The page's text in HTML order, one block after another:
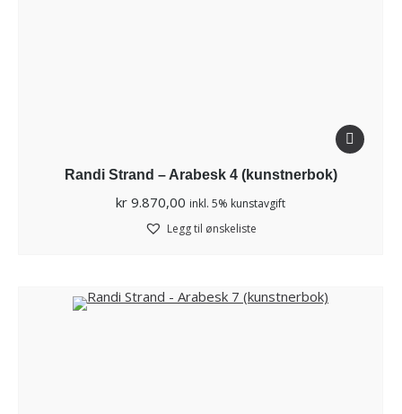
Randi Strand – Arabesk 4 (kunstnerbok)
kr 9.870,00 inkl. 5% kunstavgift
Legg til ønskeliste